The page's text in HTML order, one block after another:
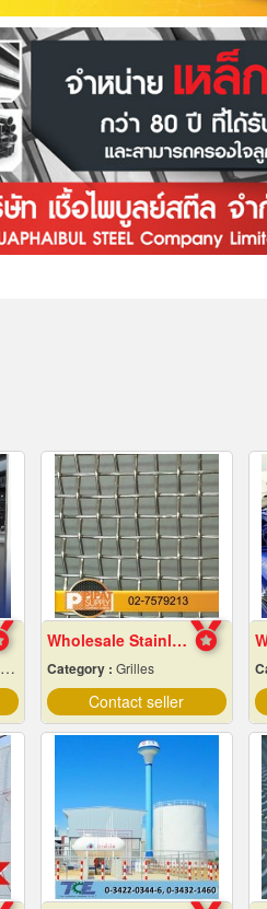
Wholesale Stainless Steel Wire Netting
Category : Grilles
Contact seller